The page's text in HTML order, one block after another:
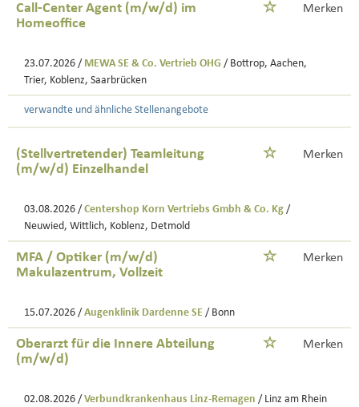
Call-Center Agent (m/w/d) im
Homeoffice
Merken
23.07.2026 / MEWA SE & Co. Vertrieb OHG / Bottrop, Aachen,
Trier, Koblenz, Saarbrücken
verwandte und ähnliche Stellenangebote
(Stellvertretender) Teamleitung
(m/w/d) Einzelhandel
Merken
03.08.2026 / Centershop Korn Vertriebs Gmbh & Co. Kg /
Neuwied, Wittlich, Koblenz, Detmold
MFA / Optiker (m/w/d)
Makulazentrum, Vollzeit
Merken
15.07.2026 / Augenklinik Dardenne SE / Bonn
Oberarzt für die Innere Abteilung
(m/w/d)
Merken
02.08.2026 / Verbundkrankenhaus Linz-Remagen / Linz am Rhein